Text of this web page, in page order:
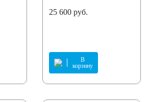
25 600 руб.
В
корзину